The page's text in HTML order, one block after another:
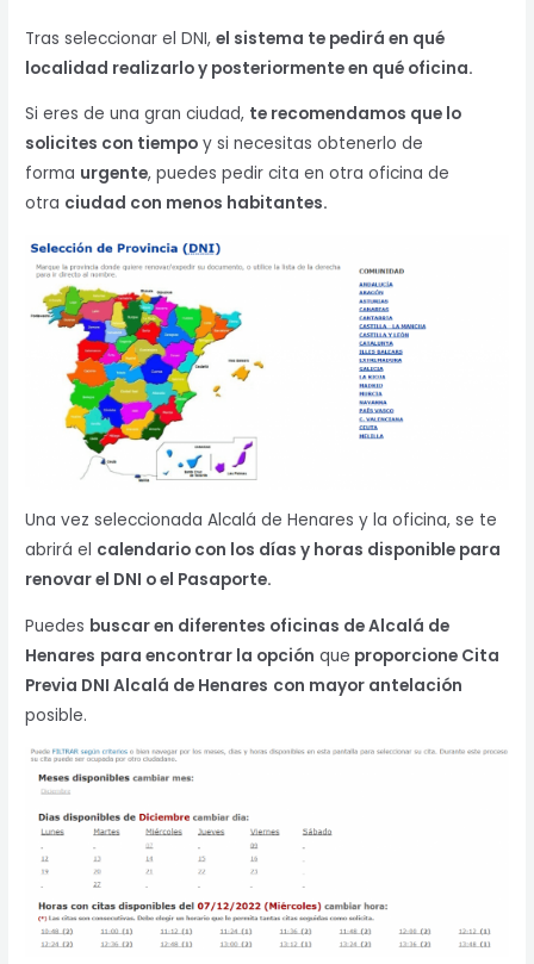
Tras seleccionar el DNI,el sistema te pedirá en qué
localidad realizarlo y posteriormente en qué oficina.
Si eres de una gran ciudad, te recomendamos que lo
solicites con tiempo y si necesitas obtenerlo de
forma urgente, puedes pedir cita en otra oficina de
otra ciudad con menos habitantes.
Una vez seleccionada Alcalá de Henares y la oficina, se te
abrirá el calendario con los días y horas disponible para
renovar el DNI o el Pasaporte.
Puedes buscar en diferentes oficinas de Alcalá de
Henares para encontrar la opción que proporcione Cita
Previa DNI Alcalá de Henares con mayor antelación
posible.